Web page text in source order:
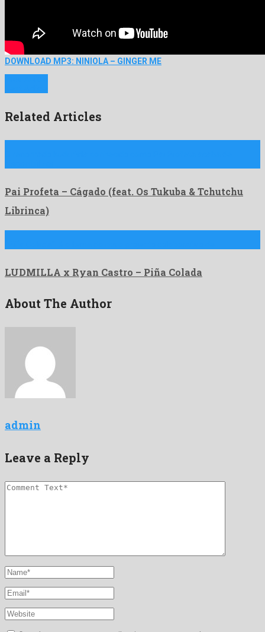
DOWNLOAD MP3: NINIOLA – GINGER ME
Related Articles
Pai Profeta – Cágado (feat. Os Tukuba & Tchutchu
Librinca)
LUDMILLA x Ryan Castro – Piña Colada
About The Author
admin
Leave a Reply